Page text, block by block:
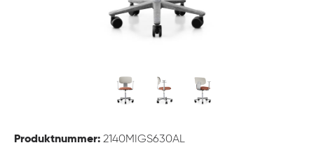
Produktnummer: 2140MIGS630AL